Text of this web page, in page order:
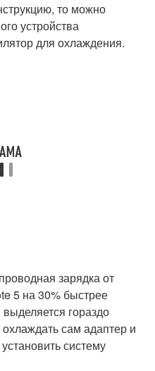
то можно
устройства
для охлаждения.
зарядка от
5 на 30% быстрее
гораздо
сам адаптер и
систему